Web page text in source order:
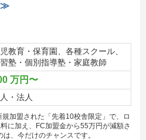
≫
教育・保育園、各種スクール、
塾・個別指導塾・家庭教師
万円〜
・法人
加盟された「先着10校舎限定」で、ロ
に加え、FC加盟金から55万円が減額さ
、今だけのチャンスです。